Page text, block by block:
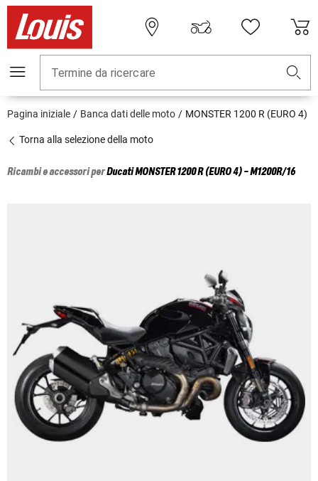
Termine da ricercare
Pagina iniziale Banca dati delle moto MONSTER 1200 R (EURO 4)
Torna alla selezione della moto
Ricambi e accessori perDucatiMONSTER 1200 R (EURO 4) - M1200R/16